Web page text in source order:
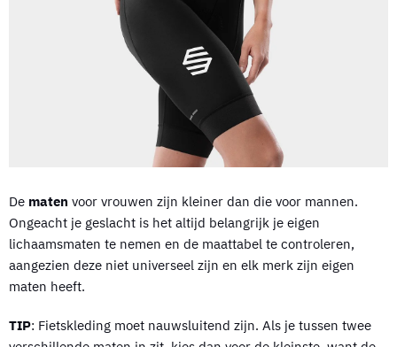
De maten voor vrouwen zijn kleiner dan die voor mannen.
Ongeacht je geslacht is het altijd belangrijk je eigen
lichaamsmaten te nemen en de maattabel te controleren,
aangezien deze niet universeel zijn en elk merk zijn eigen
maten heeft.
TIP: Fietskleding moet nauwsluitend zijn. Als je tussen twee